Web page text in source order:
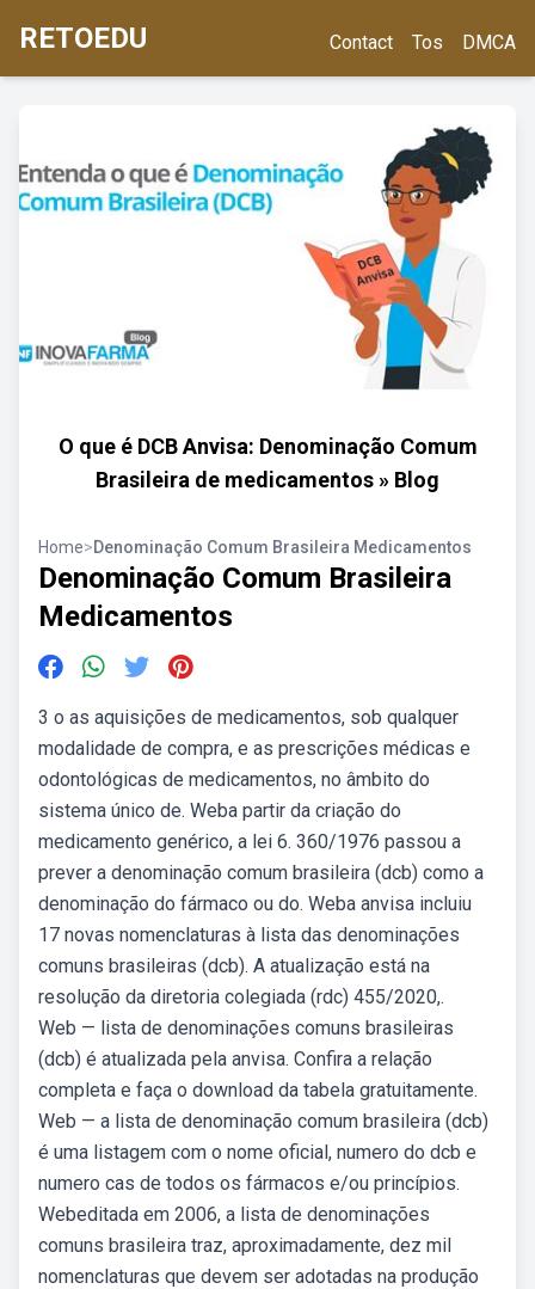
RETOEDU Contact Tos DMCA
O que é DCB Anvisa: Denominação Comum
Brasileira de medicamentos » Blog
Home>Denominação Comum Brasileira Medicamentos
Denominação Comum Brasileira
Medicamentos
3 o as aquisições de medicamentos, sob qualquer
modalidade de compra, e as prescrições médicas e
odontológicas de medicamentos, no âmbito do
sistema único de. Weba partir da criação do
medicamento genérico, a lei 6. 360/1976 passou a
prever a denominação comum brasileira (dcb) como a
denominação do fármaco ou do. Weba anvisa incluiu
17 novas nomenclaturas à lista das denominações
comuns brasileiras (dcb). A atualização está na
resolução da diretoria colegiada (rdc) 455/2020,.
Web — lista de denominações comuns brasileiras
(dcb) é atualizada pela anvisa. Confira a relação
completa e faça o download da tabela gratuitamente.
Web — a lista de denominação comum brasileira (dcb)
é uma listagem com o nome oficial, numero do dcb e
numero cas de todos os fármacos e/ou princípios.
Webeditada em 2006, a lista de denominações
comuns brasileira traz, aproximadamente, dez mil
nomenclaturas que devem ser adotadas na produção